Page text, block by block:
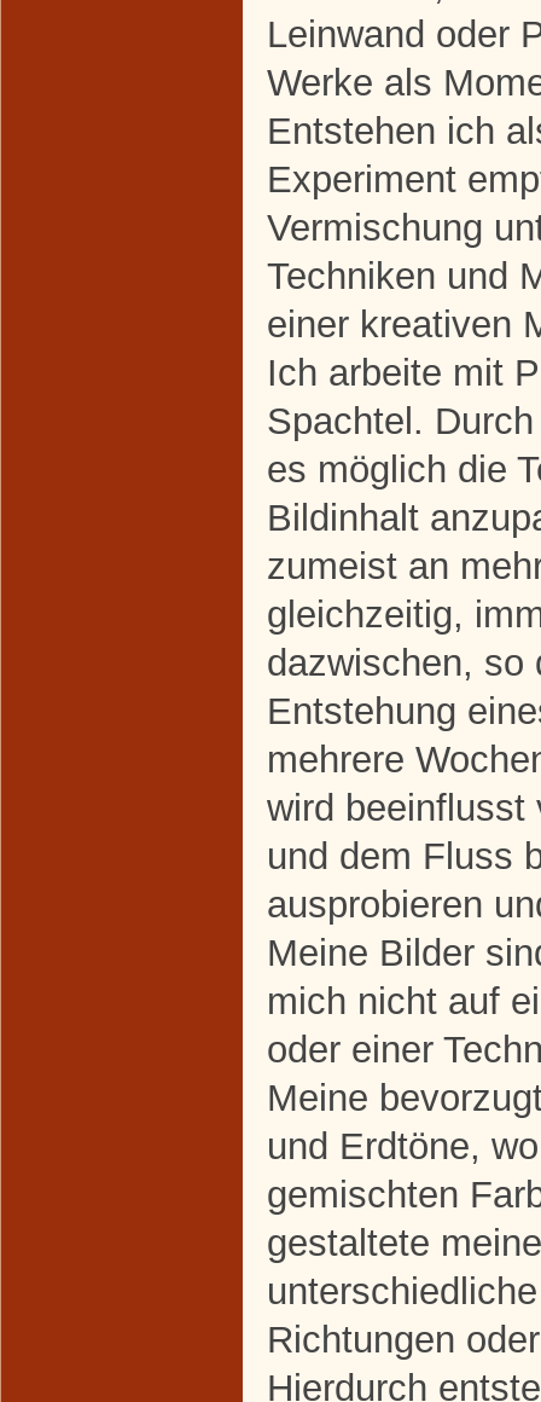
Leinwand oder
Werke als
Entstehen ich
Experiment
Vermischung
Techniken und
einer kreativen
Ich arbeite mit
Spachtel.
es möglich die
Bildinhalt
zumeist an
gleichzeitig,
dazwischen, so
Entstehung
mehrere
wird beeinflusst
und dem Fluss
ausprobieren
Meine Bilder
mich nicht auf
oder einer
Meine
und Erdtöne,
gemischten
gestaltete
Richtungen
Hierdurch